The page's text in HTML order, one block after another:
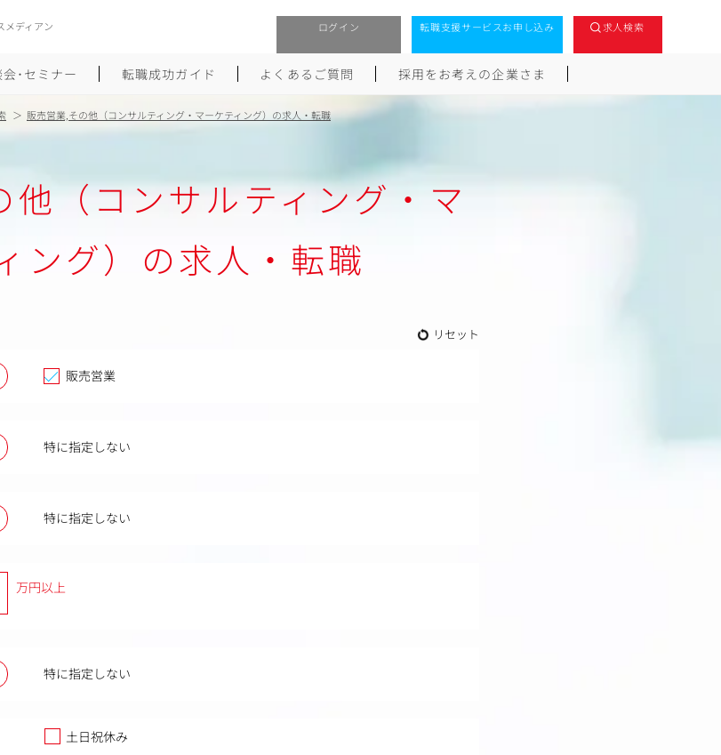
メディアン ログイン 転職支援サービスお申し込み 求人検索
･セミナー 転職成功ガイド
くり方
リオのつくり方
大手広告会社への転職
しゅふクリ･ママクリ転職
よくあるご質問 採用をお考えの企業さま
販売営業,その他（コンサルティング・マーケティング）の求人・転職
（コンサルティング・マ
ング）の求人・転職
リセット
販売営業
特に指定しない
特に指定しない
万円以上
特に指定しない
土日祝休み